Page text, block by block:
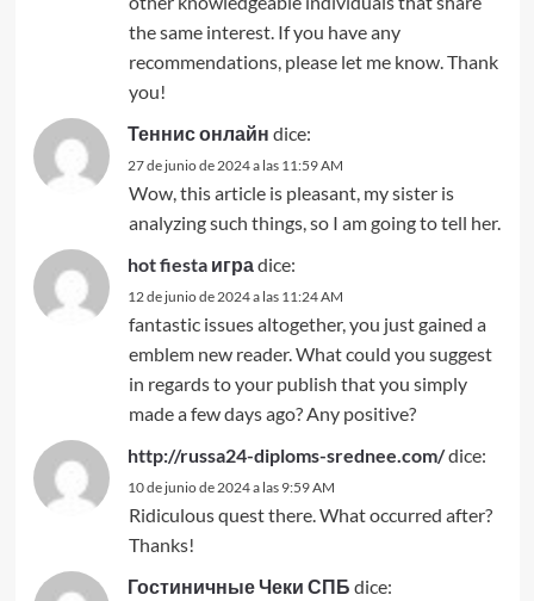
the same interest. If you have any
recommendations, please let me know. Thank
you!
Теннис онлайн dice:
27 de junio de 2024 a las 11:59 AM
Wow, this article is pleasant, my sister is
analyzing such things, so I am going to tell her.
hot fiesta играdice:
12 de junio de 2024 a las 11:24 AM
fantastic issues altogether, you just gained a
emblem new reader. What could you suggest
in regards to your publish that you simply
made a few days ago? Any positive?
http://russa24-diploms-srednee.com/dice:
10 de junio de 2024 a las 9:59 AM
Ridiculous quest there. What occurred after?
Thanks!
Гостиничные Чеки СПБ dice: